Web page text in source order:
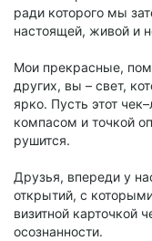
ради которого мы
настоящей, живой и
Мои прекрасные,
других, вы – свет,
ярко. Пусть этот
компасом и точкой
рушится.
Друзья, впереди у
открытий, с
визитной карточкой
осознанности.